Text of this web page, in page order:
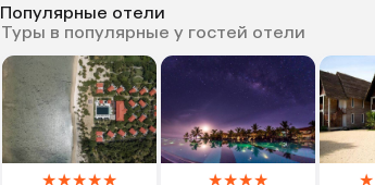
Популярные отели
Туры в популярные у гостей отели
★★★★★
★★★★
★